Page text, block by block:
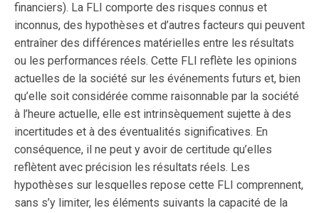
financiers). La FLI comporte des risques connus et
inconnus, des hypothèses et d’autres facteurs qui peuvent
entraîner des différences matérielles entre les résultats
ou les performances réels. Cette FLI reflète les opinions
actuelles de la société sur les événements futurs et, bien
qu’elle soit considérée comme raisonnable par la société
à l’heure actuelle, elle est intrinsèquement sujette à des
incertitudes et à des éventualités significatives. En
conséquence, il ne peut y avoir de certitude qu’elles
reflètent avec précision les résultats réels. Les
hypothèses sur lesquelles repose cette FLI comprennent,
sans s’y limiter, les éléments suivants la capacité de la